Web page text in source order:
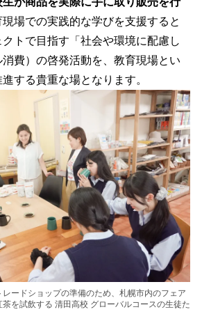
場での実践的な学びを支援すると
トで目指す「社会や環境に配慮し
費）の啓発活動を、教育現場とい
する貴重な場となります。
ードショップの準備のため、札幌市内のフェア
茶を試飲する 清田高校 グローバルコースの生徒た